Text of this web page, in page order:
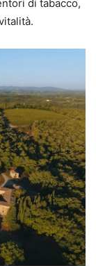
di tabacco,